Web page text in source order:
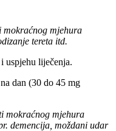
mokraćnog mjehura
tereta itd.
uspjehu liječenja.
dan (30 do 45 mg
mokraćnog mjehura
demencija, moždani udar